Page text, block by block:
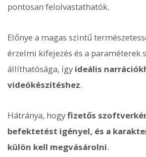
pontosan felolvastathatók.
Előnye a magas szintű
érzelmi kifejezés és a paraméterek
állíthatósága, így ideális
videókészítéshez.
Hátránya, hogyfizetős
befektetést igényel, és a
külön kell megvásárolni.